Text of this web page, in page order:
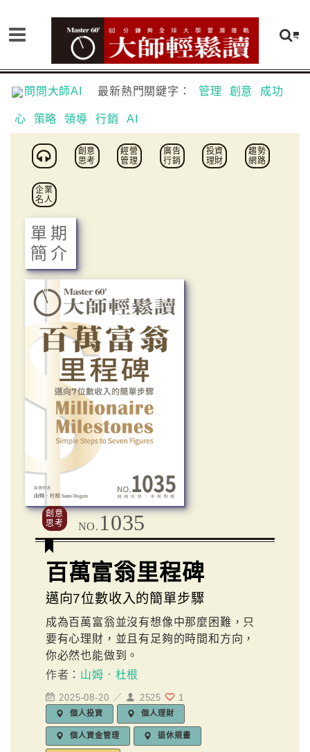
問問大師AI 最新熱門關鍵字： 管理 創意 成功
心 策略 領導 行銷 AI
創意
思考
經營
管理
廣告
行銷
投資
理財
趨勢
網路
企業
名人
單期
簡介
創意
思考
NO. 1035
百萬富翁里程碑
邁向7位數收入的簡單步驟
成為百萬富翁並沒有想像中那麼困難，只
要有心理財，並且有足夠的時間和方向，
你必然也能做到。
作者： 山姆．杜根
2025-08-20 ／ 2525 1
個人投資 個人理財
個人資金管理 退休規畫